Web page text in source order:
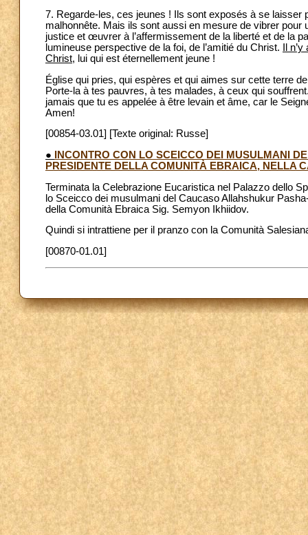
7. Regarde-les, ces jeunes ! Ils sont exposés à se laisser
malhonnête. Mais ils sont aussi en mesure de vibrer pour
justice et œuvrer à l’affermissement de la liberté et de la
lumineuse perspective de la foi, de l’amitié du Christ.
Il
Christ, lui qui est éternellement jeune !
Église qui pries, qui espères et qui aimes sur cette terre
Porte-la à tes pauvres, à tes malades, à ceux qui
jamais que tu es appelée à être levain et âme, car le
Amen!
[00854-03.01] [Texte original: Russe]
●
INCONTRO CON LO SCEICCO DEI MUSULMANI
PRESIDENTE DELLA COMUNITÀ EBRAICA, NELLA
Terminata la Celebrazione Eucaristica nel Palazzo dello
lo Sceicco dei musulmani del Caucaso Allahshukur
della Comunità Ebraica Sig. Semyon Ikhiidov.
Quindi si intrattiene per il pranzo con la Comunità
[00870-01.01]